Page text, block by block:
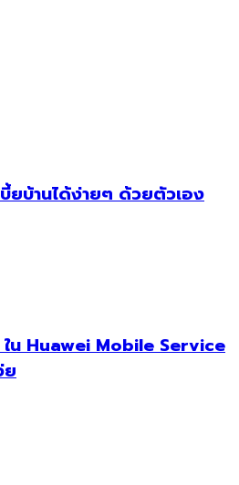
บ้านได้ง่ายๆ ด้วยตัวเอง
น Huawei Mobile Service
ย